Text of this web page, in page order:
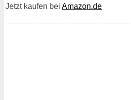
Jetzt kaufen bei Amazon.de